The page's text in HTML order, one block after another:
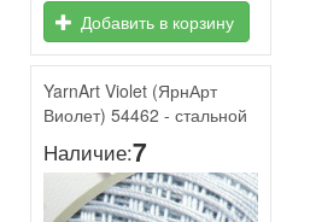
Добавить в корзину
YarnArt Violet (ЯрнАрт
Виолет) 54462 - стальной
Наличие:7